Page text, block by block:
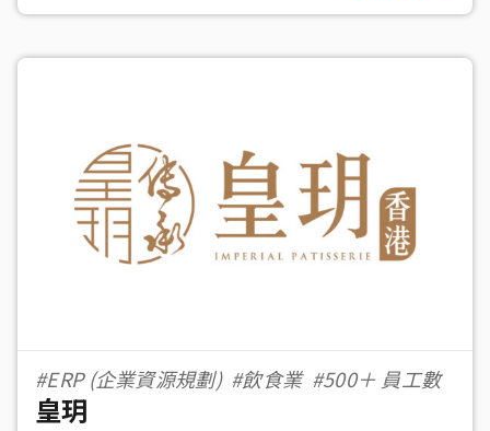
#ERP (企業資源規劃) #飲食業 #500＋ 員工數
皇玥